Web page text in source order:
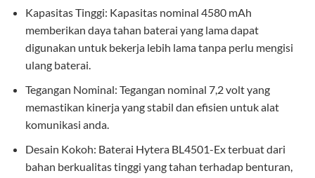
Kapasitas Tinggi: Kapasitas nominal 4580 mAh
memberikan daya tahan baterai yang lama dapat
digunakan untuk bekerja lebih lama tanpa perlu mengisi
ulang baterai.
Tegangan Nominal: Tegangan nominal 7,2 volt yang
memastikan kinerja yang stabil dan efisien untuk alat
komunikasi anda.
Desain Kokoh: Baterai Hytera BL4501-Ex terbuat dari
bahan berkualitas tinggi yang tahan terhadap benturan,